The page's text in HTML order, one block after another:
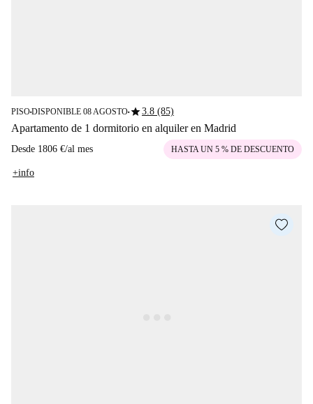
PISO■DISPONIBLE 08 AGOSTO■star3.8 (85)
Apartamento de 1 dormitorio en alquiler en Madrid
Desde 1806 €/al mes HASTA UN 5 % DE DESCUENTO
+info